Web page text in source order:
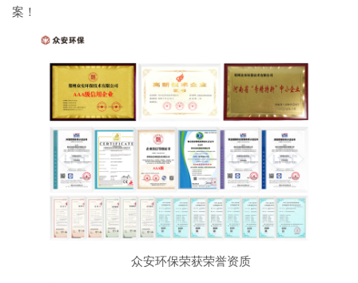
案！
众安环保荣获荣誉资质